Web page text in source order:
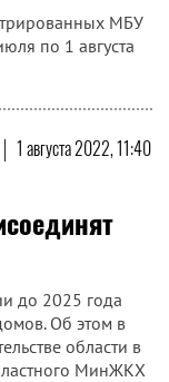
МБУ
по 1 августа
| 1 августа 2022, 11:40
до 2025 года
Об этом в
области в
МинЖКХ